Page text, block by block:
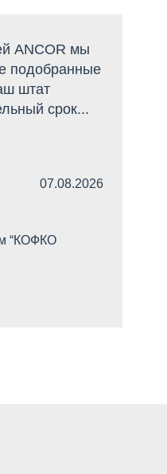
ANCOR мы
подобранные
штат
срок...
07.08.2026
“КОФКО